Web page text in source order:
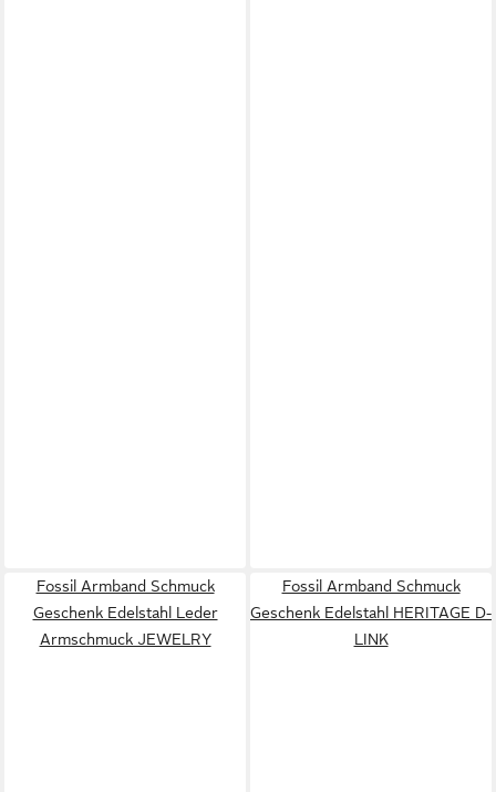
Fossil Armband Schmuck
Geschenk Edelstahl Leder
Armschmuck JEWELRY
Fossil Armband Schmuck
Geschenk Edelstahl HERITAGE D-
LINK